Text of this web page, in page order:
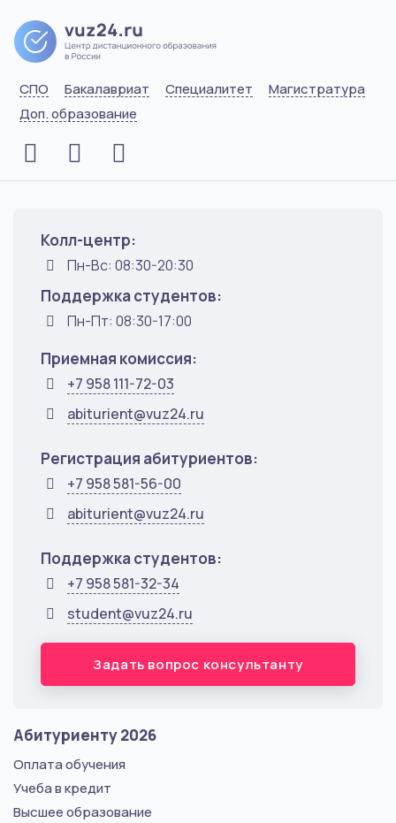
СПО Бакалавриат Специалитет
Магистратура
Доп. образование
Колл-центр:
Пн-Вс: 08:30-20:30
Поддержка студентов:
Пн-Пт: 08:30-17:00
Приемная комиссия:
+7 958 111-72-03
abiturient@vuz24.ru
Регистрация абитуриентов:
+7 958 581-56-00
abiturient@vuz24.ru
Поддержка студентов:
+7 958 581-32-34
student@vuz24.ru
Задать вопрос консультанту
Абитуриенту 2026
Оплата обучения
Учеба в кредит
Высшее образование